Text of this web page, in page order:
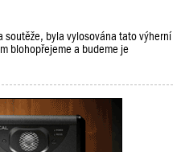
soutěže, byla vylosována tato výherní
blohopřejeme a budeme je